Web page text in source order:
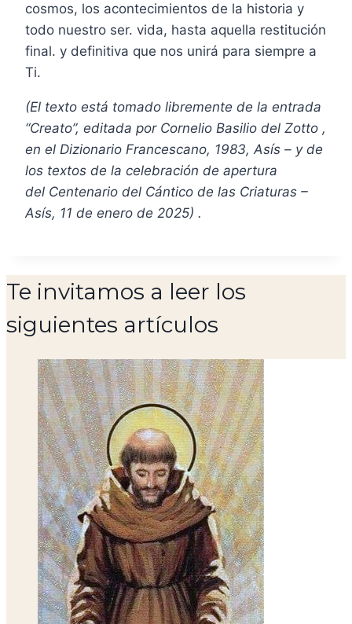
cosmos, los acontecimientos de la historia y
todo nuestro ser. vida, hasta aquella restitución
final. y definitiva que nos unirá para siempre a
Ti.
(El texto está tomado libremente de la entrada
“Creato”, editada por Cornelio Basilio del Zotto ,
en el Dizionario Francescano, 1983, Asís – y de
los textos de la celebración de apertura
del Centenario del Cántico de las Criaturas –
Asís, 11 de enero de 2025) .
Te invitamos a leer los
siguientes artículos